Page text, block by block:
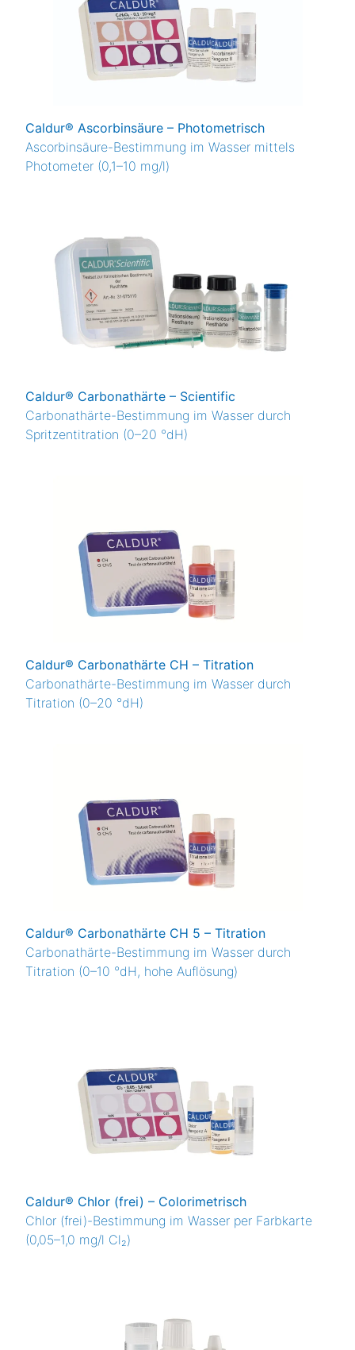
Caldur® Ascorbinsäure – Photometrisch
Ascorbinsäure-Bestimmung im Wasser mittels
Photometer (0,1–10 mg/l)
Caldur® Carbonathärte – Scientific
Carbonathärte-Bestimmung im Wasser durch
Spritzentitration (0–20 °dH)
Caldur® Carbonathärte CH – Titration
Carbonathärte-Bestimmung im Wasser durch
Titration (0–20 °dH)
Caldur® Carbonathärte CH 5 – Titration
Carbonathärte-Bestimmung im Wasser durch
Titration (0–10 °dH, hohe Auflösung)
Caldur® Chlor (frei) – Colorimetrisch
Chlor (frei)-Bestimmung im Wasser per Farbkarte
(0,05–1,0 mg/l Cl₂)